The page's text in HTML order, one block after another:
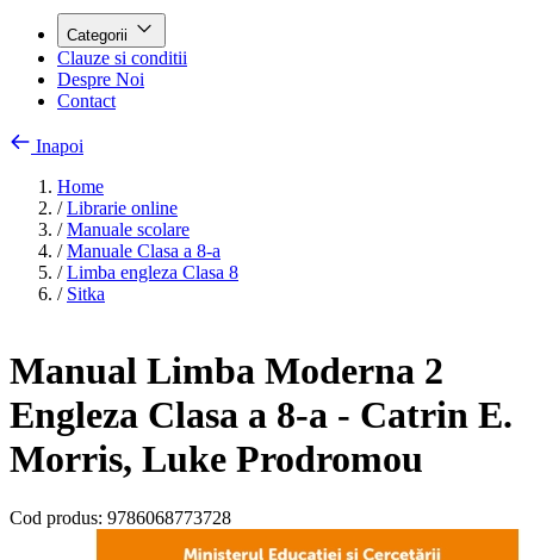
Categorii
Clauze si conditii
Despre Noi
Contact
Inapoi
Home
/ Librarie online
/ Manuale scolare
/ Manuale Clasa a 8-a
/ Limba engleza Clasa 8
/ Sitka
Manual Limba Moderna 2
Engleza Clasa a 8-a - Catrin E.
Morris, Luke Prodromou
Cod produs: 9786068773728